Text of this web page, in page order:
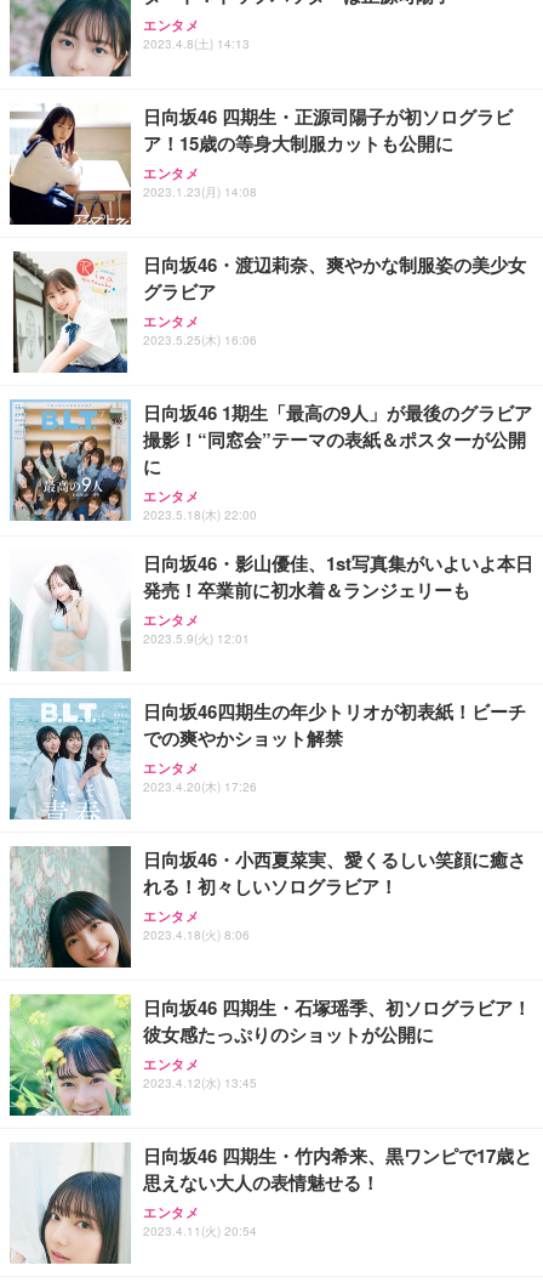
ッシュ 通気性 ランバーサポート付き 腰サポート ガ
ス圧無段階昇降 360度回転 キャスター付き コンパク
HOOTER Gaming Monitor 24” Essential ゲーミン
グモニター QD 24.5インチ 1ms FHD 量子ドット 残
アイリスオーヤマ ペットシーツ 超厚型 お徳用 レギ
ュラー 200枚入【Amazon.co.jp限定】
エンタメ
2023.4.8(土) 14:13
日向坂46 四期生・正源司陽子が初ソログラビ
ア！15歳の等身大制服カットも公開に
エンタメ
2023.1.23(月) 14:08
日向坂46・渡辺莉奈、爽やかな制服姿の美少女
グラビア
エンタメ
2023.5.25(木) 16:06
日向坂46 1期生「最高の9人」が最後のグラビア
撮影！“同窓会”テーマの表紙＆ポスターが公開
に
エンタメ
2023.5.18(木) 22:00
日向坂46・影山優佳、1st写真集がいよいよ本日
発売！卒業前に初水着＆ランジェリーも
エンタメ
2023.5.9(火) 12:01
日向坂46四期生の年少トリオが初表紙！ビーチ
での爽やかショット解禁
エンタメ
2023.4.20(木) 17:26
日向坂46・小西夏菜実、愛くるしい笑顔に癒さ
れる！初々しいソログラビア！
エンタメ
2023.4.18(火) 8:06
日向坂46 四期生・石塚瑶季、初ソログラビア！
彼女感たっぷりのショットが公開に
エンタメ
2023.4.12(水) 13:45
日向坂46 四期生・竹内希来、黒ワンピで17歳と
思えない大人の表情魅せる！
エンタメ
2023.4.11(火) 20:54